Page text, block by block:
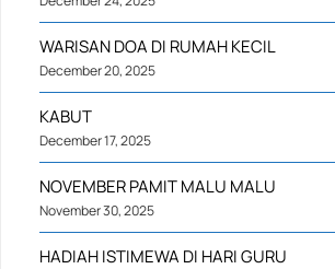
WARISAN DOA DI RUMAH KECIL
December 20, 2025
KABUT
December 17, 2025
NOVEMBER PAMIT MALU MALU
November 30, 2025
HADIAH ISTIMEWA DI HARI GURU